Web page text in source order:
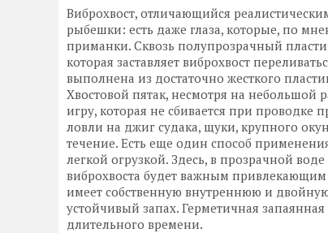
Виброхвост, отличающийся
рыбешки: есть даже глаза, которые, по
приманки. Сквозь полупрозрачный
которая заставляет виброхвост
выполнена из достаточно жесткого
Хвостовой пятак, несмотря на небольшой
игру, которая не сбивается при проводке
ловли на джиг судака, щуки, крупного
течение. Есть еще один способ
легкой огрузкой. Здесь, в прозрачной
виброхвоста будет важным привлекающим
имеет собственную внутреннюю и
устойчивый запах. Герметичная
длительного времени.